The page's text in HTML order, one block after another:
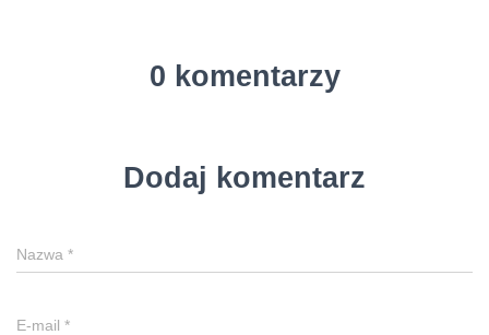
0 komentarzy
Dodaj komentarz
Nazwa *
E-mail *